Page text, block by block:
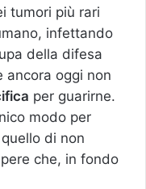
tumori più rari
infettando
della difesa
ancora oggi non
per guarirne.
modo per
di non
che, in fondo